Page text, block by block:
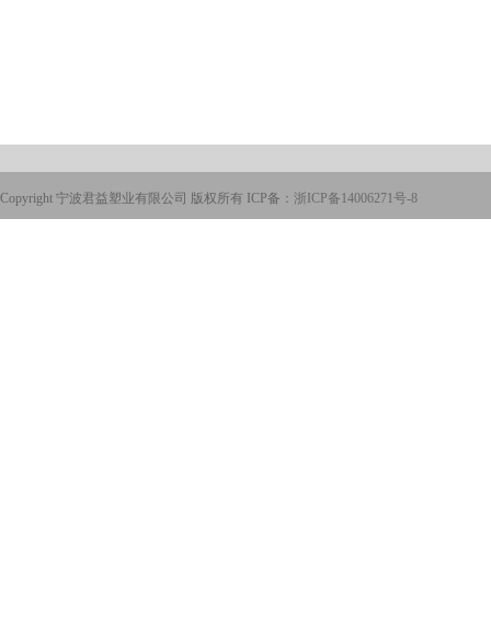
Copyright 宁波君益塑业有限公司 版权所有 ICP备： 浙ICP备14006271号-8